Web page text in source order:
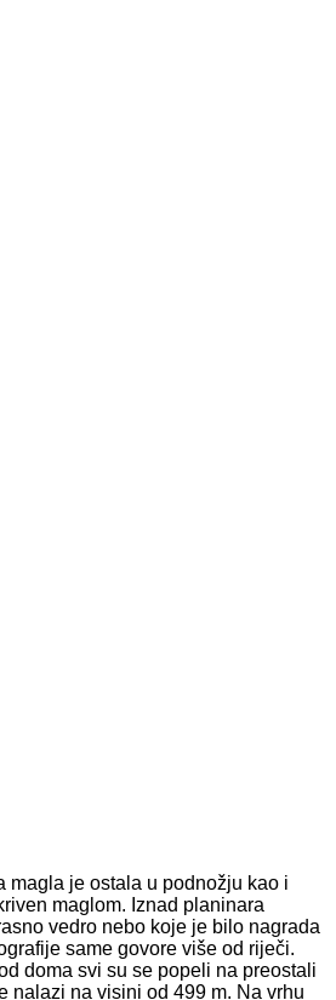
magla je ostala u podnožju kao i
maglom. Iznad planinara
vedro nebo koje je bilo nagrada
same govore više od riječi.
doma svi su se popeli na preostali
nalazi na visini od 499 m. Na vrhu